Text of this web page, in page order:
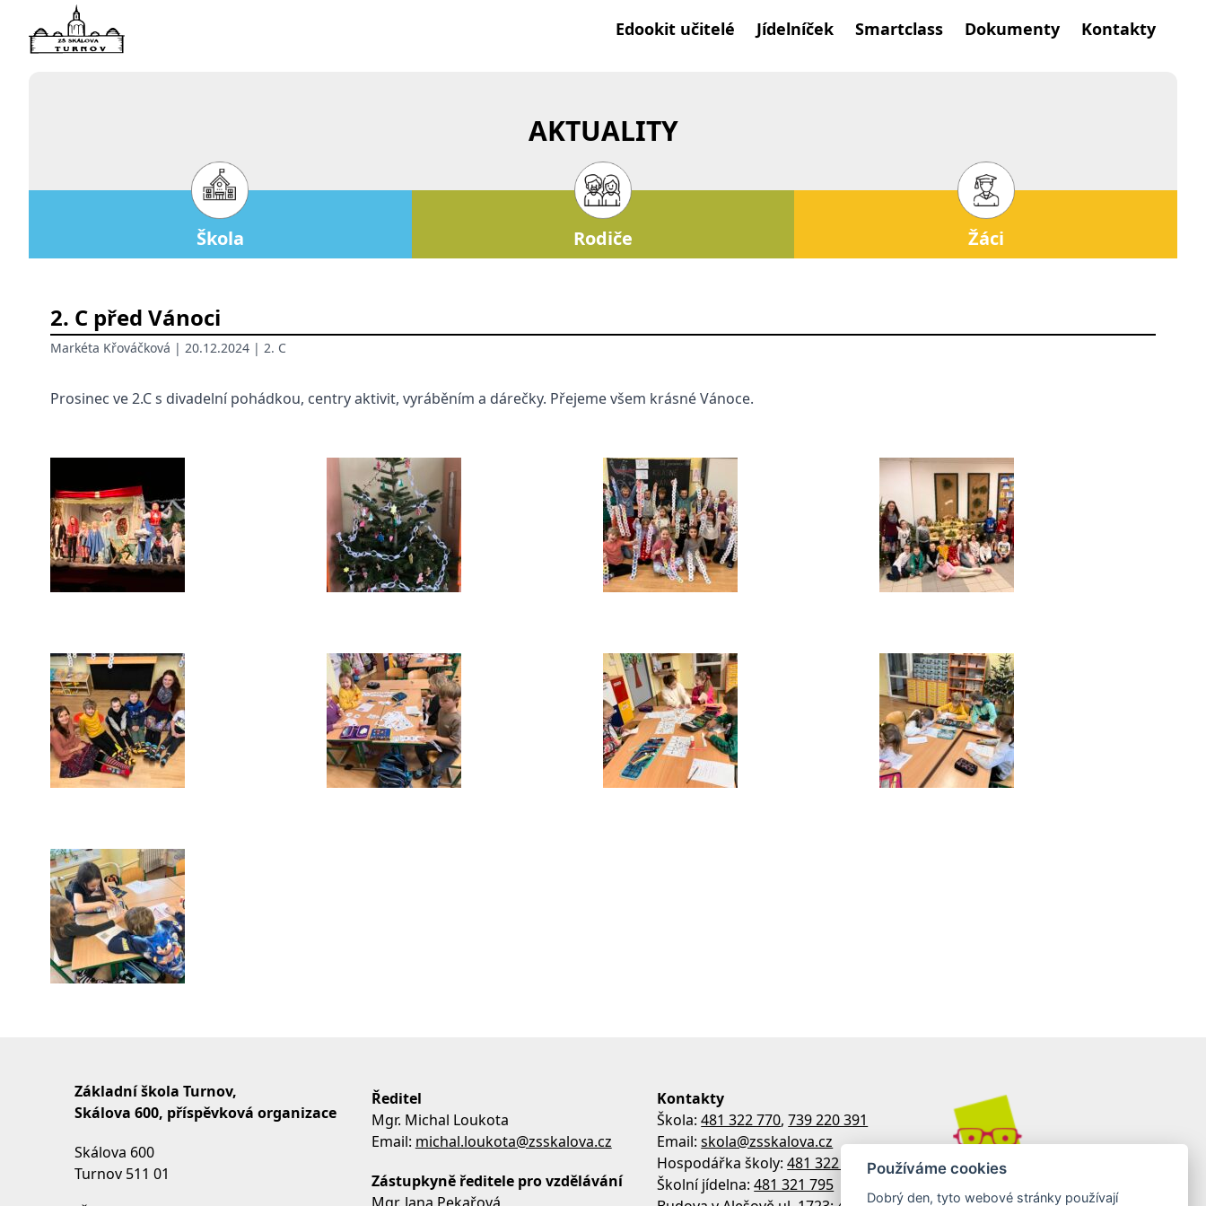
Edookit učitelé Jídelníček Smartclass Dokumenty Kontakty
AKTUALITY
Škola Rodiče Žáci
2. C před Vánoci
Markéta Křováčková | 20.12.2024 | 2. C
Prosinec ve 2.C s divadelní pohádkou, centry aktivit, vyráběním a dárečky. Přejeme všem krásné Vánoce.
Základní škola Turnov,
Skálova 600, příspěvková organizace
Skálova 600
Turnov 511 01
Ředitel
Mgr. Michal Loukota
Email: michal.loukota@zsskalova.cz
Zástupkyně ředitele pro vzdělávání
Kontakty
Škola:481 322 770,739 220 391
Email:skola@zsskalova.cz
Hospodářka školy:481 322 770
Školní jídelna:481 321 795
Používáme cookies
Dobrý den, tyto webové stránky používají